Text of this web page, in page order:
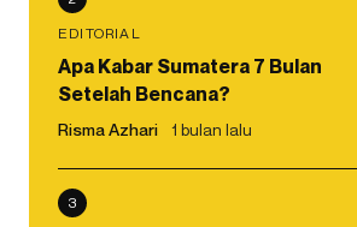
EDITORIAL
Apa Kabar Sumatera 7 Bulan
Setelah Bencana?
Risma Azhari 1 bulan lalu
3